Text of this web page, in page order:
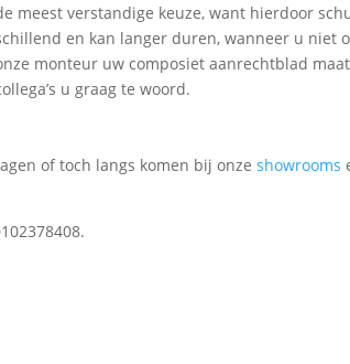
meest verstandige keuze, want hierdoor
en kan langer duren, wanneer u niet
monteur uw composiet aanrechtblad
u graag te woord.
of toch langs komen bij onzeshowrooms